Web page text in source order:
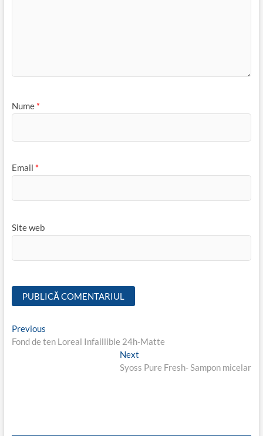
Nume *
Email *
Site web
Navigare
în
PreviousPrevious
post:
Fond de ten Loreal Infaillible 24h-Matte
Next
post:
Syoss Pure Fresh- Sampon micelar